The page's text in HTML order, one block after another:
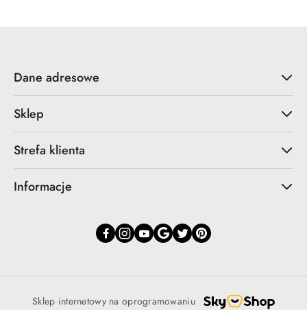
Dane adresowe
Sklep
Strefa klienta
Informacje
Sklep internetowy na oprogramowaniu